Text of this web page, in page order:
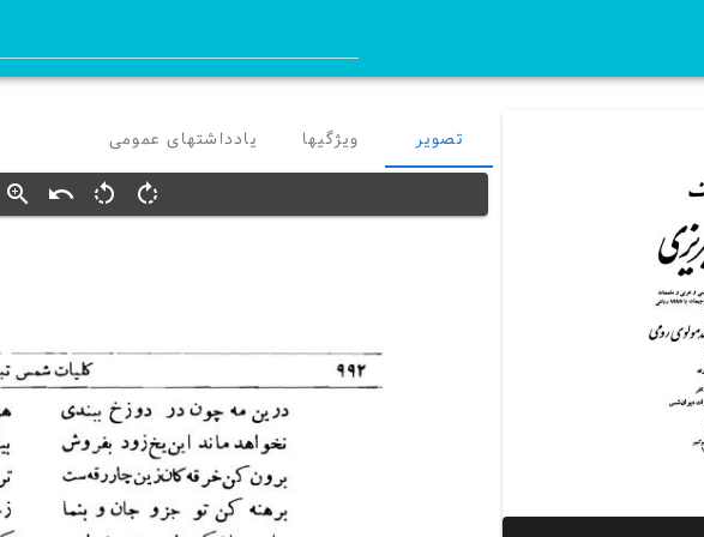
تصویر ویژگیها یادداشتهای عمومی
rotate_right
rotate_left
undo
zoom_in